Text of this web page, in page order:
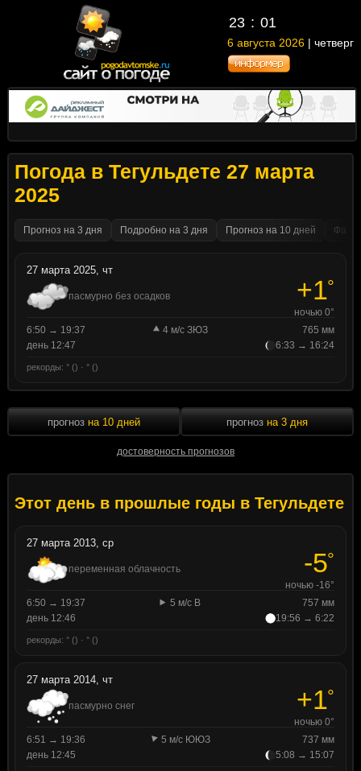
23 : 01
6 августа 2026 | четверг
Погода в Тегульдете 27 марта
2025
Прогноз на 3 дня Подробно на 3 дня Прогноз на 10 дней
27 марта 2025, чт
пасмурно без осадков +1°
ночью 0°
6:50 → 19:37
4 м/с ЗЮЗ
765 мм
день 12:47
6:33 → 16:24
рекорды: ° () · ° ()
прогноз на 10 дней
достоверность прогнозов
прогноз на 3 дня
Этот день в прошлые годы в Тегульдете
27 марта 2013, ср
переменная облачность -5°
ночью -16°
6:50 → 19:37
5 м/с В
757 мм
день 12:46
19:56 → 6:22
рекорды: ° () · ° ()
27 марта 2014, чт
пасмурно снег +1°
ночью 0°
6:51 → 19:36
5 м/с ЮЮЗ
737 мм
день 12:45
5:08 → 15:07